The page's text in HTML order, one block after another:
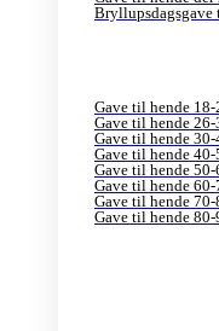
Bryllupsdagsgave
Gave til hende 18-
Gave til hende 26-
Gave til hende 30-
Gave til hende 40-
Gave til hende 50-
Gave til hende 60-
Gave til hende 70-
Gave til hende 80-